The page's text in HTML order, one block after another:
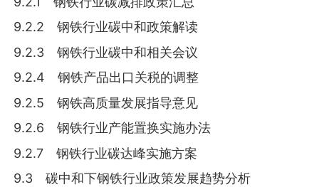
9.2.2 钢铁行业碳中和政策解读
9.2.3 钢铁行业碳中和相关会议
9.2.4 钢铁产品出口关税的调整
9.2.5 钢铁高质量发展指导意见
9.2.6 钢铁行业产能置换实施办法
9.2.7 钢铁行业碳达峰实施方案
9.3 碳中和下钢铁行业政策发展趋势分析